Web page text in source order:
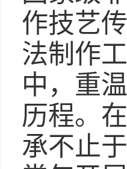
作技艺
法制作
中，重
历程。
承不止